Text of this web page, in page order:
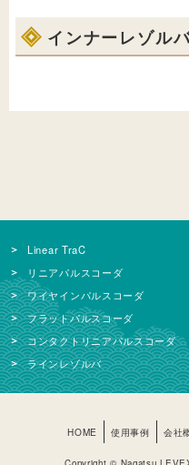
インナーレゾル
Linear TraC
リニアパルスコーダ
ワイヤインパルスコーダ
フラットパルスコーダ
コンタクトリニアパルスコーダ
ラインレゾルバ
HOME 使用事例 会社